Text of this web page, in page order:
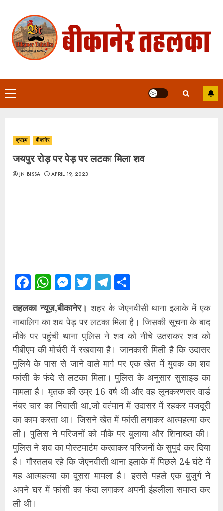
content
Primary
Menu
क्राइम बीकानेर
जयपुर रोड़ पर पेड़ पर लटका मिला शव
JN BISSA APRIL 19, 2023
Facebook
WhatsApp
Messenger
TwitterTelegram
तहलका न्यूज़,बीकानेर। शहर के जेएनवीसी थाना इलाके में एक
नाबालिग का शव पेड़ पर लटका मिला है। जिसकी सूचना के बाद
मौके पर पहुंची थाना पुलिस ने शव को नीचे उतराकर शव को
पीबीएम की मोर्चरी में रखवाया है। जानकारी मिली है कि उदासर
पुलिये के पास से जाने वाले मार्ग पर एक खेत में युवक का शव
फांसी के फंदे से लटका मिला। पुलिस के अनुसार सुसाइड का
मामला है। मृतक की उम्र 16 वर्ष थी और वह लूनकरणसर वार्ड
नंबर चार का निवासी था,जो वर्तमान में उदासर में रहकर मजदूरी
का काम करता था। जिसने खेत में फांसी लगाकर आत्महत्या कर
ली। पुलिस ने परिजनों को मौके पर बुलाया और शिनाख्त की।
पुलिस ने शव का पोस्टमार्टम करवाकर परिजनों के सुपुर्द कर दिया
है। गौरतलब रहे कि जेएनवीसी थाना इलाके में पिछले 24 घंटे में
यह आत्महत्या का दूसरा मामला है। इससे पहले एक बुजुर्ग ने
अपने घर में फांसी का फंदा लगाकर अपनी ईहलीला समाप्त कर
ली थी।